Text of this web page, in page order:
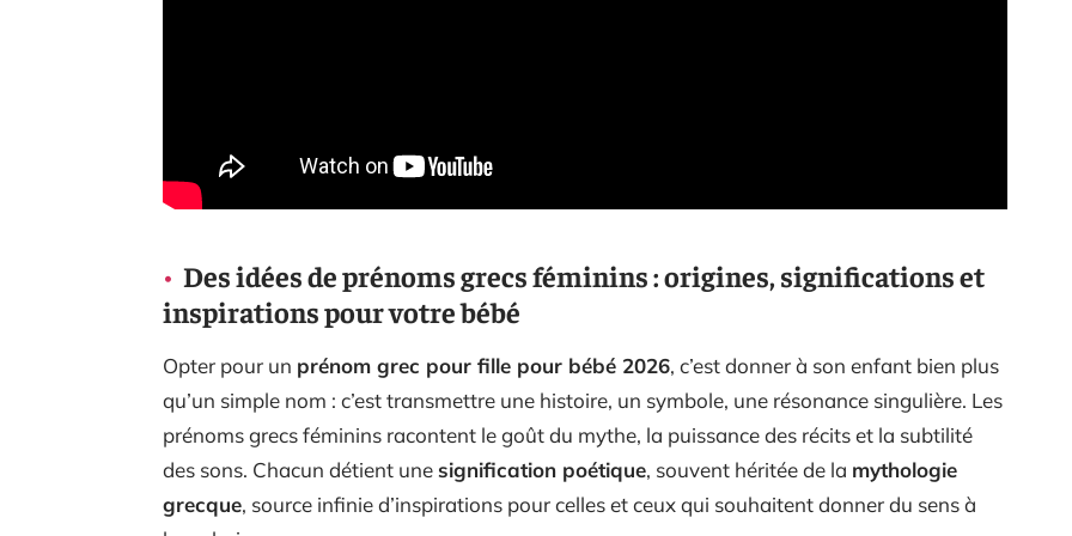
Des idées de prénoms grecs féminins : origines, significations et
inspirations pour votre bébé
Opter pour un prénom grec pour fille pour bébé 2026, c’est donner à son enfant bien plus
qu’un simple nom : c’est transmettre une histoire, un symbole, une résonance singulière. Les
prénoms grecs féminins racontent le goût du mythe, la puissance des récits et la subtilité
des sons. Chacun détient unesignification poétique, souvent héritée de la mythologie
grecque, source infinie d’inspirations pour celles et ceux qui souhaitent donner du sens à